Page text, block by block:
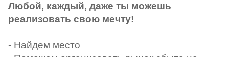
Любой, каждый, даже ты можешь
реализовать свою мечту!
- Найдем место